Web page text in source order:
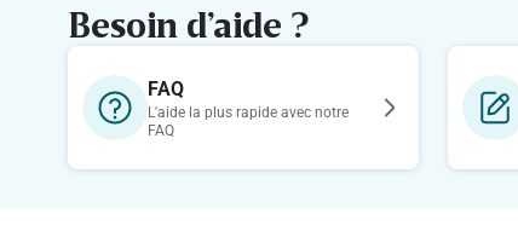
Besoin d’aide ?
FAQ
L'aide la plus rapide avec notre
FAQ